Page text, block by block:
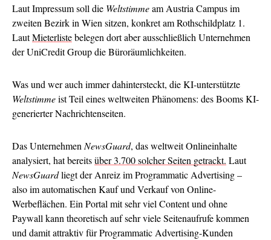
Laut Impressum soll die Weltstimmeam Austria Campus im
zweiten Bezirk in Wien sitzen, konkret am Rothschildplatz 1.
LautMieterlistebelegen dort aber ausschließlich Unternehmen
der UniCredit Group die Büroräumlichkeiten.
Was und wer auch immer dahintersteckt, die KI-unterstützte
Weltstimmeist Teil eines weltweiten Phänomens: des Booms KI-
generierter Nachrichtenseiten.
Das UnternehmenNewsGuard, das weltweit Onlineinhalte
analysiert, hat bereitsüber 3.700 solcher Seiten getrackt. Laut
NewsGuardliegt der Anreiz im Programmatic Advertising –
also im automatischen Kauf und Verkauf von Online-
Werbeflächen. Ein Portal mit sehr viel Content und ohne
Paywall kann theoretisch auf sehr viele Seitenaufrufe kommen
und damit attraktiv für Programmatic Advertising-Kunden